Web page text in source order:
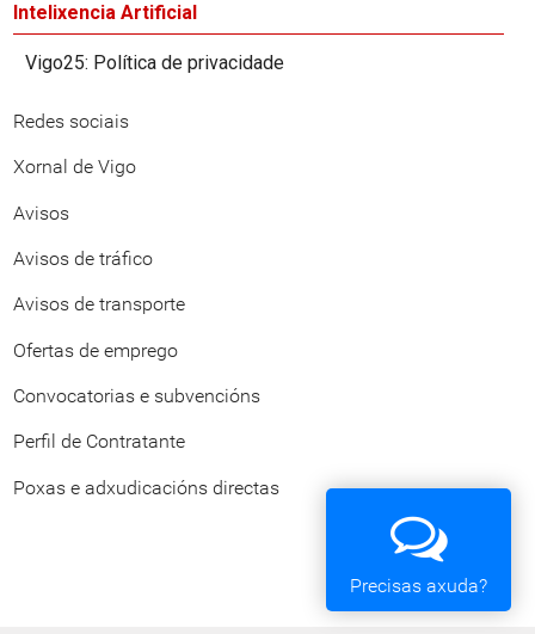
Intelixencia Artificial
Vigo25: Política de privacidade
Redes sociais
Xornal de Vigo
Avisos
Avisos de tráfico
Avisos de transporte
Ofertas de emprego
Convocatorias e subvencións
Perfil de Contratante
Poxas e adxudicacións directas
Precisas axuda?